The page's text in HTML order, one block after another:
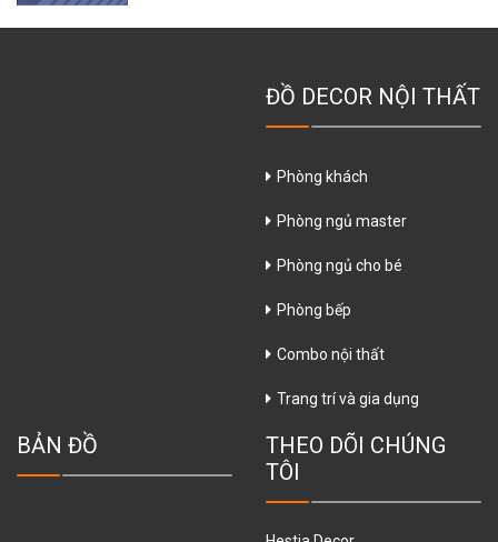
ĐỒ DECOR NỘI THẤT
Phòng khách
Phòng ngủ master
Phòng ngủ cho bé
Phòng bếp
Combo nội thất
Trang trí và gia dụng
BẢN ĐỒ
THEO DÕI CHÚNG
TÔI